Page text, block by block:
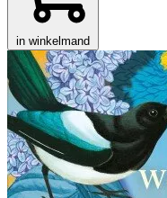
in winkelmand